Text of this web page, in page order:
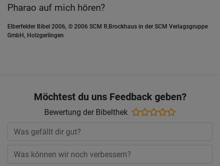
Pharao auf mich hören?
Elberfelder Bibel 2006, © 2006 SCM R.Brockhaus in der SCM Verlagsgruppe
GmbH, Holzgerlingen
Möchtest du uns Feedback geben?
Bewertung der Bibelthek